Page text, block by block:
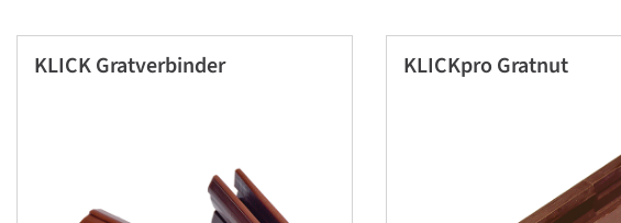
KLICK Gratverbinder KLICKpro Gratnut